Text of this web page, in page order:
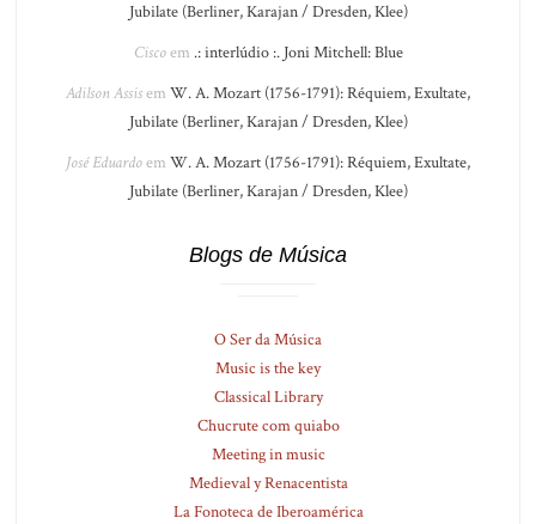
Jubilate (Berliner, Karajan / Dresden, Klee)
Ciscoem .: interlúdio :. Joni Mitchell: Blue
Adilson Assisem W. A. Mozart (1756-1791): Réquiem, Exultate,
Jubilate (Berliner, Karajan / Dresden, Klee)
José Eduardoem W. A. Mozart (1756-1791): Réquiem, Exultate,
Jubilate (Berliner, Karajan / Dresden, Klee)
Blogs de Música
O Ser da Música
Music is the key
Classical Library
Chucrute com quiabo
Meeting in music
Medieval y Renacentista
La Fonoteca de Iberoamérica